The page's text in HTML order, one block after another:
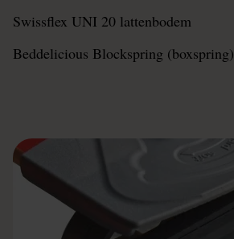
Swissflex UNI 20 lattenbodem
Beddelicious Blockspring (boxspring)